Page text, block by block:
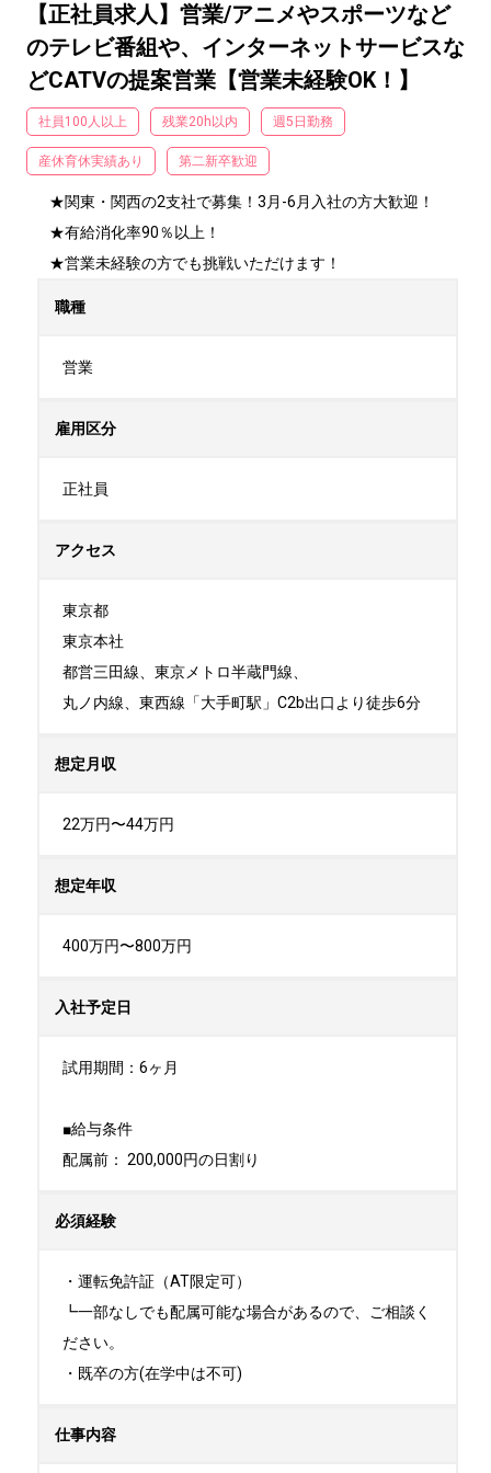
【正社員求人】営業/アニメやスポーツなど
のテレビ番組や、インターネットサービスな
どCATVの提案営業【営業未経験OK！】
社員100人以上 残業20h以内 週5日勤務
産休育休実績あり 第二新卒歓迎
★関東・関西の2支社で募集！3月-6月入社の方大歓迎！
★有給消化率90％以上！
★営業未経験の方でも挑戦いただけます！
職種
営業
雇用区分
正社員
アクセス
東京都
東京本社
都営三田線、東京メトロ半蔵門線、
丸ノ内線、東西線「大手町駅」C2b出口より徒歩6分
想定月収
22万円〜44万円
想定年収
400万円〜800万円
入社予定日
試用期間：6ヶ月
■給与条件
配属前： 200,000円の日割り
必須経験
・運転免許証（AT限定可）
┗一部なしでも配属可能な場合があるので、ご相談く
ださい。
・既卒の方(在学中は不可)
仕事内容